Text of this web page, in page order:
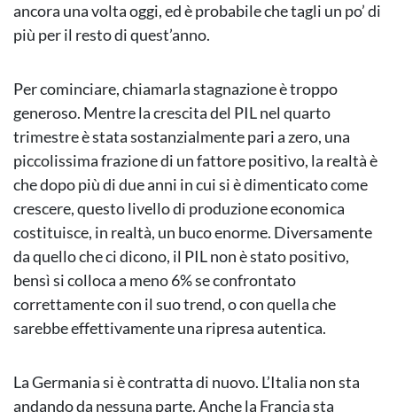
ancora una volta oggi, ed è probabile che tagli un po’ di
più per il resto di quest’anno.
Per cominciare, chiamarla stagnazione è troppo
generoso. Mentre la crescita del PIL nel quarto
trimestre è stata sostanzialmente pari a zero, una
piccolissima frazione di un fattore positivo, la realtà è
che dopo più di due anni in cui si è dimenticato come
crescere, questo livello di produzione economica
costituisce, in realtà, un buco enorme. Diversamente
da quello che ci dicono, il PIL non è stato positivo,
bensì si colloca a meno 6% se confrontato
correttamente con il suo trend, o con quella che
sarebbe effettivamente una ripresa autentica.
La Germania si è contratta di nuovo. L’Italia non sta
andando da nessuna parte. Anche la Francia sta